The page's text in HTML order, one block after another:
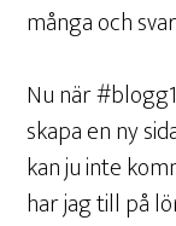
många och
Nu när
skapa en ny
kan ju inte
har jag till på